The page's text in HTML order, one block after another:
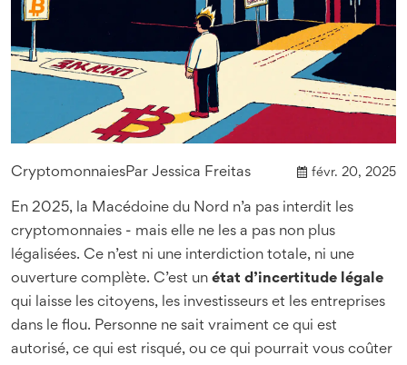
CryptomonnaiesPar Jessica Freitas févr. 20, 2025
En 2025, la Macédoine du Nord n’a pas interdit les
cryptomonnaies - mais elle ne les a pas non plus
légalisées. Ce n’est ni une interdiction totale, ni une
ouverture complète. C’est un état d’incertitude légale
qui laisse les citoyens, les investisseurs et les entreprises
dans le flou. Personne ne sait vraiment ce qui est
autorisé, ce qui est risqué, ou ce qui pourrait vous coûter